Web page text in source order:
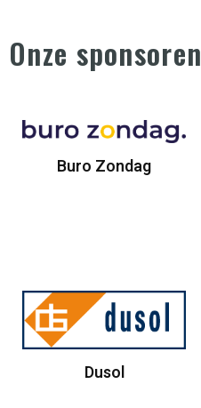
Onze sponsoren
Buro Zondag
Dusol